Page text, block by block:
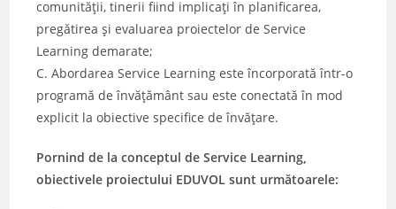
comunității, tinerii fiind implicați în planificarea,
pregătirea și evaluarea proiectelor de Service
Learning demarate;
C. Abordarea Service Learning este încorporată într-o
programă de învățământ sau este conectată în mod
explicit la obiective specifice de învățare.
Pornind de la conceptul de Service Learning,
obiectivele proiectului EDUVOL sunt următoarele: